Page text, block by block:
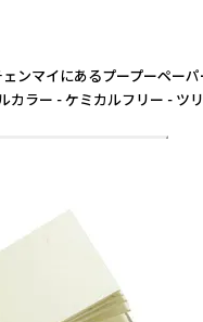
イにあるプープ
チュラルカラー -